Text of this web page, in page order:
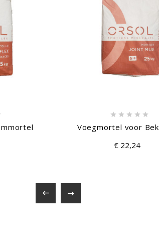

    
Voegmortel voor
€ 22,24
 